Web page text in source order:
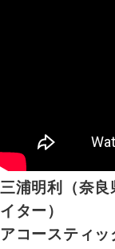
三浦明利（奈
イター）
アコースティ